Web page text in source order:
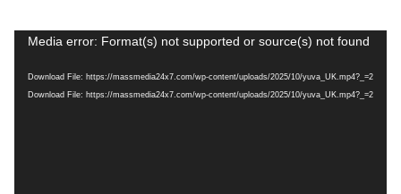
Media error: Format(s) not supported or source(s) not found
Download File: https://massmedia24x7.com/wp-content/uploads/2025/10/yuva_UK.mp4?_=2
Download File: https://massmedia24x7.com/wp-content/uploads/2025/10/yuva_UK.mp4?_=2